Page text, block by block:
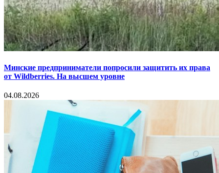
Минские предприниматели попросили защитить их права
от Wildberries. На высшем уровне
04.08.2026